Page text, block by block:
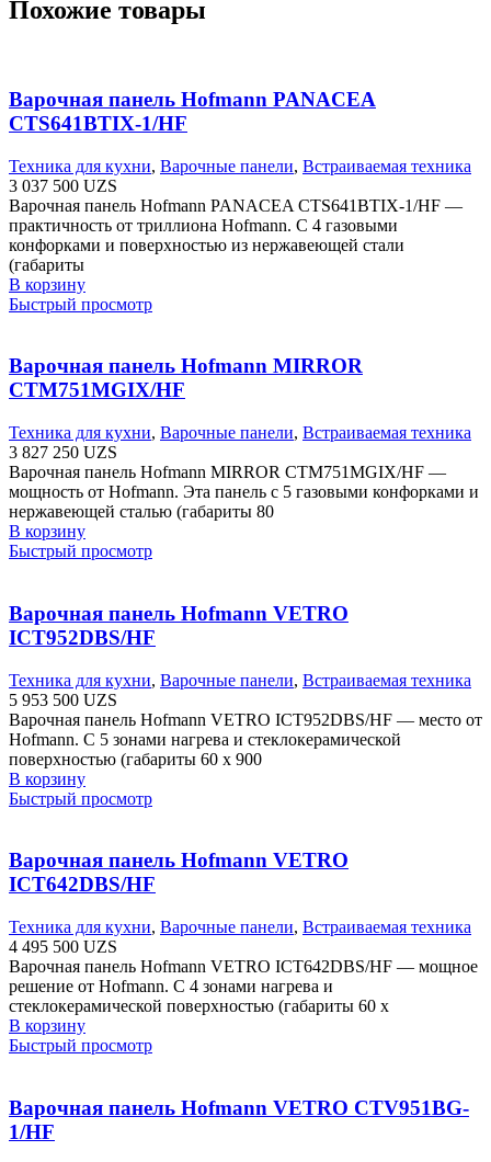
Похожие товары
Варочная панель Hofmann PANACEA
CTS641BTIX-1/HF
Техника для кухни, Варочные панели, Встраиваемая техника
3 037 500 UZS
Варочная панель Hofmann PANACEA CTS641BTIX-1/HF —
практичность от триллиона Hofmann. С 4 газовыми
конфорками и поверхностью из нержавеющей стали
(габариты
В корзину
Быстрый просмотр
Варочная панель Hofmann MIRROR
CTM751MGIX/HF
Техника для кухни, Варочные панели, Встраиваемая техника
3 827 250 UZS
Варочная панель Hofmann MIRROR CTM751MGIX/HF —
мощность от Hofmann. Эта панель с 5 газовыми конфорками и
нержавеющей сталью (габариты 80
В корзину
Быстрый просмотр
Варочная панель Hofmann VETRO
ICT952DBS/HF
Техника для кухни, Варочные панели, Встраиваемая техника
5 953 500 UZS
Варочная панель Hofmann VETRO ICT952DBS/HF — место от
Hofmann. С 5 зонами нагрева и стеклокерамической
поверхностью (габариты 60 х 900
В корзину
Быстрый просмотр
Варочная панель Hofmann VETRO
ICT642DBS/HF
Техника для кухни, Варочные панели, Встраиваемая техника
4 495 500 UZS
Варочная панель Hofmann VETRO ICT642DBS/HF — мощное
решение от Hofmann. С 4 зонами нагрева и
стеклокерамической поверхностью (габариты 60 х
В корзину
Быстрый просмотр
Варочная панель Hofmann VETRO CTV951BG-
1/HF